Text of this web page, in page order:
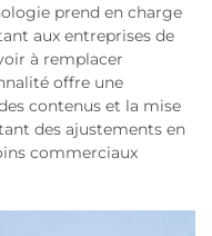
prend en charge
aux entreprises de
à remplacer
offre une
contenus et la mise
des ajustements en
commerciaux